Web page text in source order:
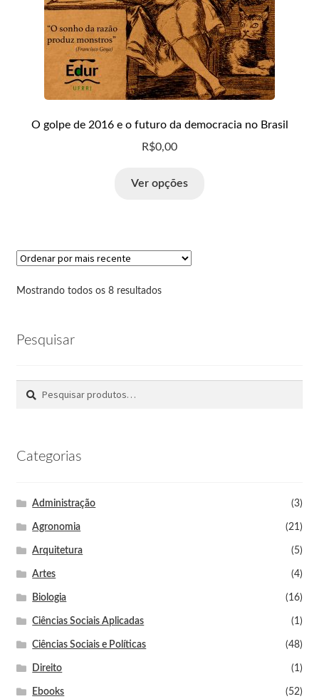
O golpe de 2016 e o futuro da democracia no Brasil
R$0,00
Ver opções
Mostrando todos os 8 resultados
Pesquisar
Pesquisar
Categorias
Administração (3)
Agronomia (21)
Arquitetura (5)
Artes (4)
Biologia (16)
Ciências Sociais Aplicadas (1)
Ciências Sociais e Políticas (48)
Direito (1)
Ebooks (52)